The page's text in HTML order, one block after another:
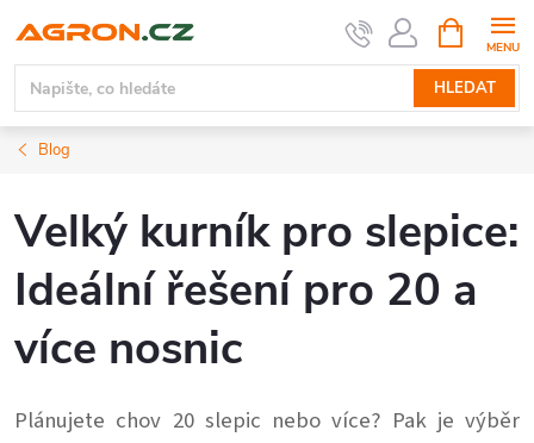
na
obsah
HLEDAT
NÁKUPNÍ
KOŠÍK
Blog
Velký kurník pro slepice:
Ideální řešení pro 20 a
více nosnic
Plánujete chov 20 slepic nebo více? Pak je výběr